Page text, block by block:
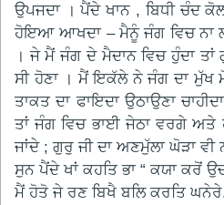
ਉਪਜਦਾ । ਪੈਂਦੇ ਖਾਨ , ਬਿਧੀ ਚੰਦ
ਹੋਇਆ ਆਖਦਾ – ਮੈਨੂੰ ਜੰਗ ਵਿਚ ਨਾ
। ਜੇ ਮੈਂ ਜੰਗ ਦੇ ਮੈਦਾਨ ਵਿਚ ਹੁੰਦਾ ਤਾਂ
ਸੀ ਹੋਣਾ । ਮੈਂ ਇਕੱਲੇ ਨੇ ਜੰਗ ਦਾ ਮੁੱਖ
ਤਾਕਤ ਦਾ ਫਾਇਦਾ ਉਠਾਉਣਾ
ਤਾਂ ਜੰਗ ਵਿਚ ਭਾਈ ਜੇਠਾ ਵਰਗੇ ਅਤੇ
ਜਾਂਦੇ ; ਗੁਰੁ ਜੀ ਦਾ ਅਣਮੁੱਲਾ ਘੋੜਾ ਵੀ
ਸੁਨ ਪੈਂਦੇ ਖਾਂ ਕਹਤਿ ਭਾ “ ਕਯਾ ਕਰੋਂ
ਮੈਂ ਹੋਤੋ ਜੇ ਰਣ ਬਿਖੈ ਬਲਿ ਕਰਤਿ